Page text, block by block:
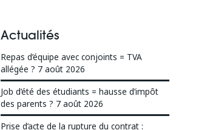
Actualités
Repas d’équipe avec conjoints = TVA
allégée ? 7 août 2026
Job d’été des étudiants = hausse d’impôt
des parents ? 7 août 2026
Prise d’acte de la rupture du contrat :